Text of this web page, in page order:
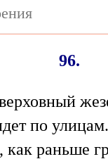
96.
по улицам.
как раньше